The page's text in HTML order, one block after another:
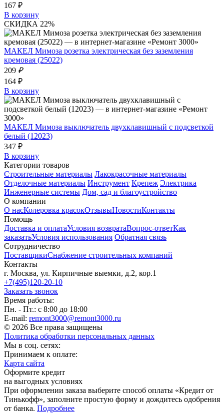
167 ₽
В корзину
СКИДКА 22%
МАКЕЛ Мимоза розетка электрическая без заземления
кремовая (25022)
209 ₽
164 ₽
В корзину
МАКЕЛ Мимоза выключатель двухклавишный с подсветкой
белый (12023)
347 ₽
В корзину
Категории товаров
Строительные материалы Лакокрасочные материалы
Отделочные материалы Инструмент Крепеж Электрика
Инженерные системы Дом, сад и благоустройство
О компании
О насКолеровка красокОтзывыНовостиКонтакты
Помощь
Доставка и оплатаУсловия возвратаВопрос-ответКак
заказатьУсловия использования Обратная связь
Сотрудничество
ПоставщикиСнабжение строительных компаний
Контакты
г. Москва, ул. Кирпичные выемки, д.2, кор.1
+7(495)120-20-10
Заказать звонок
Время работы:
Пн. - Пт.: с 8:00 до 18:00
E-mail: remont3000@remont3000.ru
© 2026 Все права защищены
Политика обработки персональных данных
Мы в соц. сетях:
Принимаем к оплате:
Карта сайта
Оформите кредит
на выгодных условиях
При оформлении заказа выберите способ оплаты «Кредит от
Тинькофф», заполните простую форму и дождитесь одобрения
от банка. Подробнее